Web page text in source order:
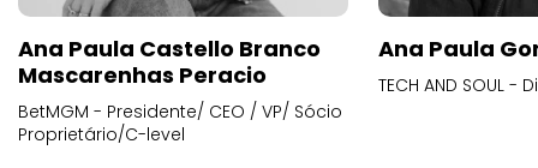
Ana Paula Castello Branco
Mascarenhas Peracio
BetMGM - Presidente/ CEO / VP/ Sócio
Proprietário/C-level
Ana Paula
TECH AND SOUL